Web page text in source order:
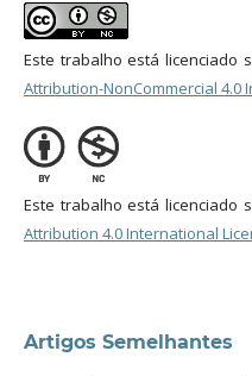
Este trabalho está licenciado
Attribution-NonCommercial 4.0
Este trabalho está licenciado
Attribution 4.0 International
Artigos Semelhantes